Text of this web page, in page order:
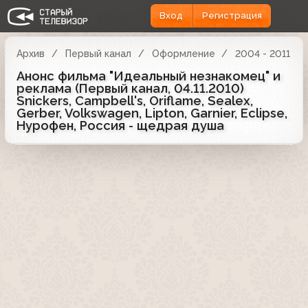
Вход Регистрация
Архив Первый канал Оформление 2004 - 2011
Анонс фильма "Идеальный незнакомец" и
реклама (Первый канал, 04.11.2010)
Snickers, Campbell's, Oriflame, Sealex,
Gerber, Volkswagen, Lipton, Garnier, Eclipse,
Нурофен, Россия - щедрая душа